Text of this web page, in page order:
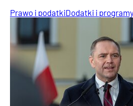
Prawo i podatkiDodatki i